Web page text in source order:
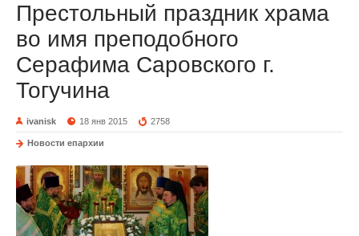
Престольный праздник храма
во имя преподобного
Серафима Саровского г.
Тогучина
ivanisk 18 янв 2015 2758
Новости епархии